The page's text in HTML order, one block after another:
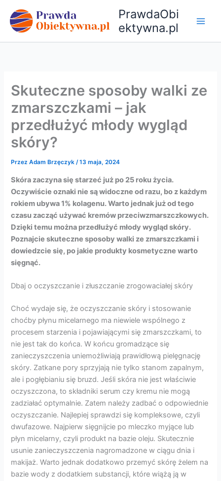
treści
PrawdaObi
ektywna.pl
Skuteczne sposoby walki ze
zmarszczkami – jak
przedłużyć młody wygląd
skóry?
PrzezAdam Brzęczyk/13 maja, 2024
Skóra zaczyna się starzeć już po 25 roku życia.
Oczywiście oznaki nie są widoczne od razu, bo z każdym
rokiem ubywa 1% kolagenu. Warto jednak już od tego
czasu zacząć używać kremów przeciwzmarszczkowych.
Dzięki temu można przedłużyć młody wygląd skóry.
Poznajcie skuteczne sposoby walki ze zmarszczkami i
dowiedzcie się, po jakie produkty kosmetyczne warto
sięgnąć.
Dbaj o oczyszczanie i złuszczanie zrogowaciałej skóry
Choć wydaje się, że oczyszczanie skóry i stosowanie
choćby płynu micelarnego ma niewiele wspólnego z
procesem starzenia i pojawiającymi się zmarszczkami, to
nie jest tak do końca. W końcu gromadzące się
zanieczyszczenia uniemożliwiają prawidłową pielęgnację
skóry. Zatkane pory sprzyjają nie tylko stanom zapalnym,
ale i pogłębianiu się bruzd. Jeśli skóra nie jest właściwie
oczyszczona, to składniki serum czy kremu nie mogą
zadziałać optymalnie. Zatem należy zadbać o odpowiednie
oczyszczanie. Najlepiej sprawdzi się kompleksowe, czyli
dwufazowe. Najpierw sięgnijcie po mleczko myjące lub
płyn micelarny, czyli produkt na bazie oleju. Skutecznie
usunie zanieczyszczenia nagromadzone w ciągu dnia i
makijaż. Warto jednak dodatkowo przemyć skórę żelem na
bazie wody z dodatkiem substancji, które wiążą ją w